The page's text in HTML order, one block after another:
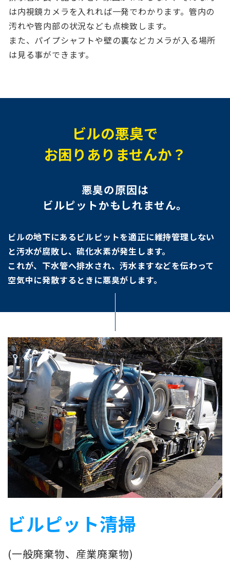
は内視鏡カメラを入れれば一発でわかります。管内の
汚れや管内部の状況なども点検致します。
また、パイプシャフトや壁の裏などカメラが入る場所
は見る事ができます。
ビルの悪臭で
お困りありませんか？
悪臭の原因は
ビルピットかもしれません。
ビルの地下にあるビルピットを適正に維持管理しない
と汚水が腐敗し、硫化水素が発生します。
これが、下水管へ排水され、汚水ますなどを伝わって
空気中に発散するときに悪臭がします。
ビルピット清掃
(一般廃棄物、産業廃棄物)